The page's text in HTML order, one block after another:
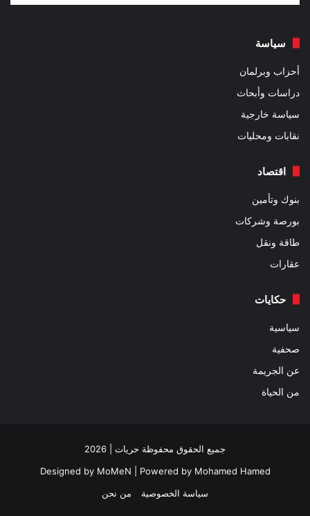
سياسة
أحزاب وبرلمان
دراسات وأبحاث
سياسة خارجية
نقابات ومحليات
اقتصاد
بنوك وتأمين
بورصة وشركات
طاقة ونقل
عقارات
حكايات
سياسية
صحفية
عن الجريمة
من الحياة
جميع الحقوق محفوظة حريات | 2026
Designed by MoMeN | Powered by Mohamed Hamed
سياسة الخصوصية
من نحن